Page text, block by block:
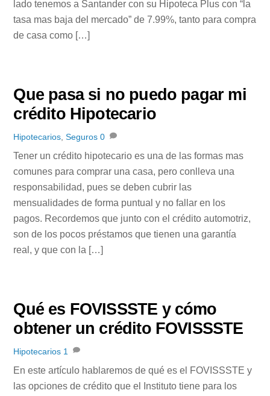
lado tenemos a Santander con su Hipoteca Plus con “la
tasa mas baja del mercado” de 7.99%, tanto para compra
de casa como […]
Que pasa si no puedo pagar mi
crédito Hipotecario
Hipotecarios ,Seguros 0
Tener un crédito hipotecario es una de las formas mas
comunes para comprar una casa, pero conlleva una
responsabilidad, pues se deben cubrir las
mensualidades de forma puntual y no fallar en los
pagos. Recordemos que junto con el crédito automotriz,
son de los pocos préstamos que tienen una garantía
real, y que con la […]
Qué es FOVISSSTE y cómo
obtener un crédito FOVISSSTE
Hipotecarios 1
En este artículo hablaremos de qué es el FOVISSSTE y
las opciones de crédito que el Instituto tiene para los